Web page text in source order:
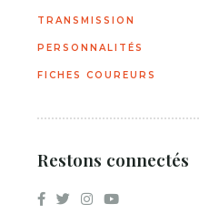
TRANSMISSION
PERSONNALITÉS
FICHES COUREURS
Restons connectés